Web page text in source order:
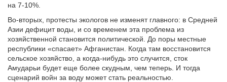
на 7-10%.
Во-вторых, протесты экологов не изменят главного: в Средней
Азии дефицит воды, и со временем эта проблема из
хозяйственной становится политической. До поры местные
республики «спасает» Афганистан. Когда там восстановится
сельское хозяйство, а когда-нибудь это случится, сток
Амударьи будет еще более скудным, чем теперь. И тогда
сценарий войн за воду может стать реальностью.